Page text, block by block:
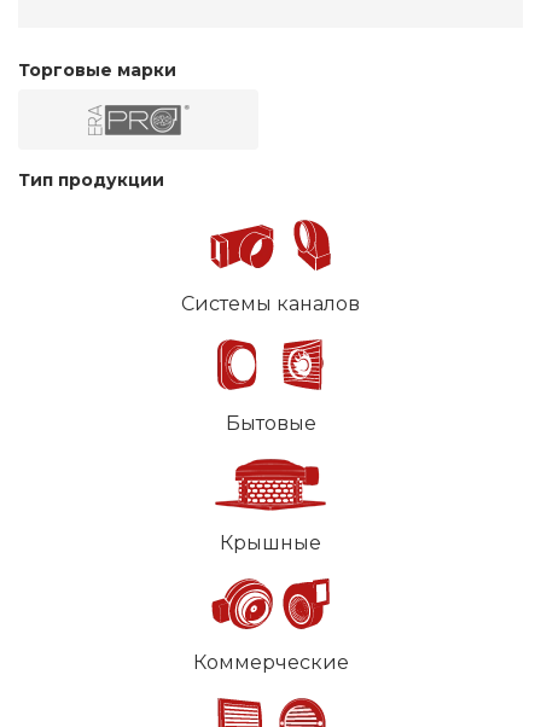
Торговые марки
Тип продукции
Системы каналов
Бытовые
Крышные
Коммерческие